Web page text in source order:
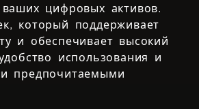
цифровых активов.
который поддерживает
и обеспечивает высокий
использования и
предпочитаемыми